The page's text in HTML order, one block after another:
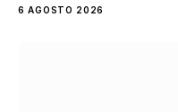
6 AGOSTO 2026